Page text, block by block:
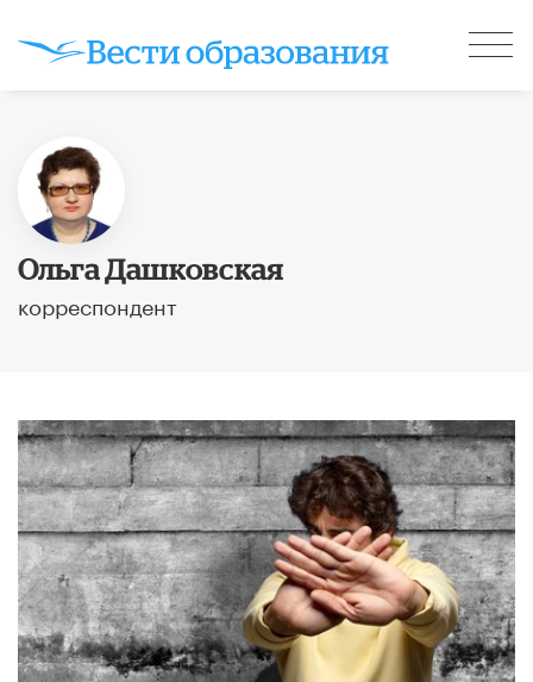
Ольга Дашковская
корреспондент